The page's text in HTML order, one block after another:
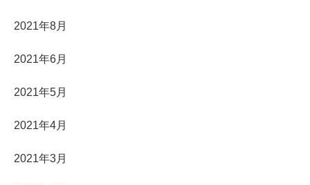
2021年8月
2021年6月
2021年5月
2021年4月
2021年3月